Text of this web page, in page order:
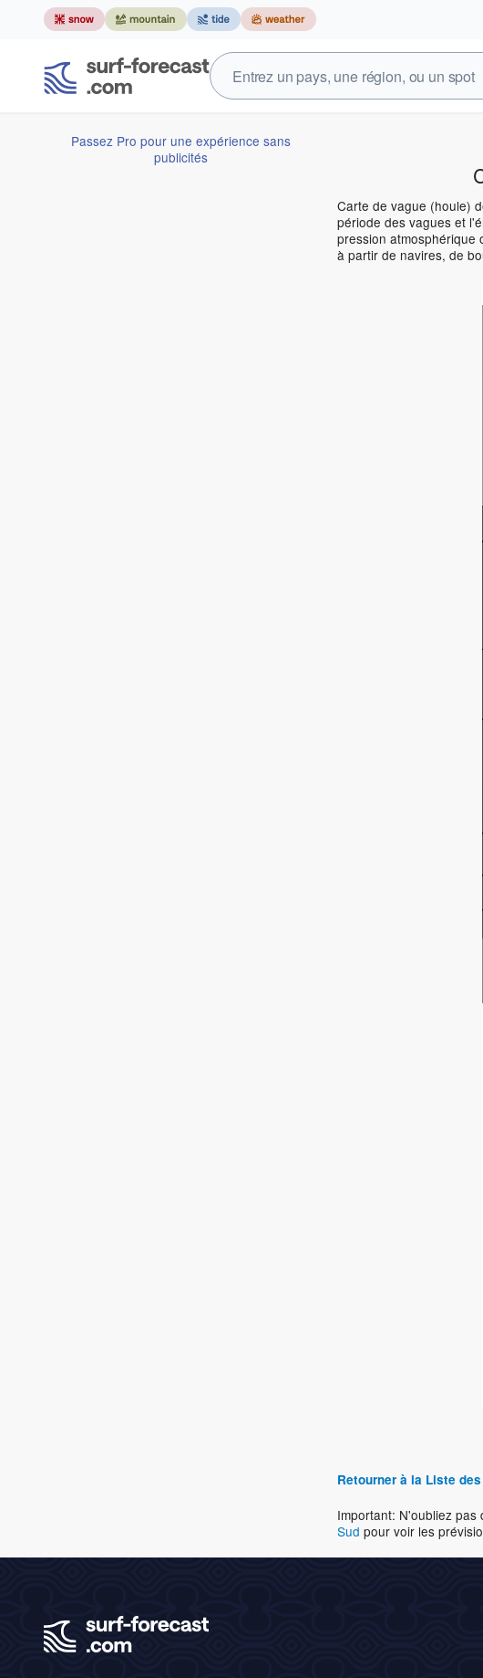
Passez Pro pour une expérience sans
publicités
Carte de vague (houle)
période des vagues et
pression atmosphérique
à partir de navires, de
Retourner à la Liste
Important: N'oubliez
Sud pour voir les